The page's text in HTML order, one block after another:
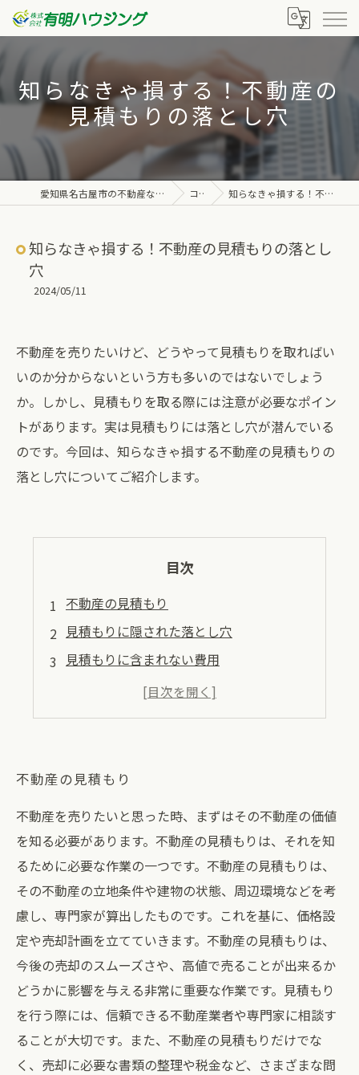
知らなきゃ損する！不動産の
見積もりの落とし穴
愛知県名古屋市の不動産なら株式会社有明ハウジング コラム 知らなきゃ損する！不動産の見積もりの落とし穴
知らなきゃ損する！不動産の見積もりの落とし
穴
2024/05/11
不動産を売りたいけど、どうやって見積もりを取ればい
いのか分からないという方も多いのではないでしょう
か。しかし、見積もりを取る際には注意が必要なポイン
トがあります。実は見積もりには落とし穴が潜んでいる
のです。今回は、知らなきゃ損する不動産の見積もりの
落とし穴についてご紹介します。
目次
不動産の見積もり
見積もりに隠された落とし穴
見積もりに含まれない費用
見積もりと実際の価格に差異が生じる理由
見積もりは複数取ることが大切
不動産の見積もり
不動産を売りたいと思った時、まずはその不動産の価値
を知る必要があります。不動産の見積もりは、それを知
るために必要な作業の一つです。不動産の見積もりは、
その不動産の立地条件や建物の状態、周辺環境などを考
慮し、専門家が算出したものです。これを基に、価格設
定や売却計画を立てていきます。不動産の見積もりは、
今後の売却のスムーズさや、高値で売ることが出来るか
どうかに影響を与える非常に重要な作業です。見積もり
を行う際には、信頼できる不動産業者や専門家に相談す
ることが大切です。また、不動産の見積もりだけでな
く、売却に必要な書類の整理や税金など、さまざまな問